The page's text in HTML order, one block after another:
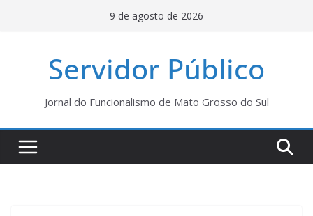
9 de agosto de 2026
Servidor Público
Jornal do Funcionalismo de Mato Grosso do Sul